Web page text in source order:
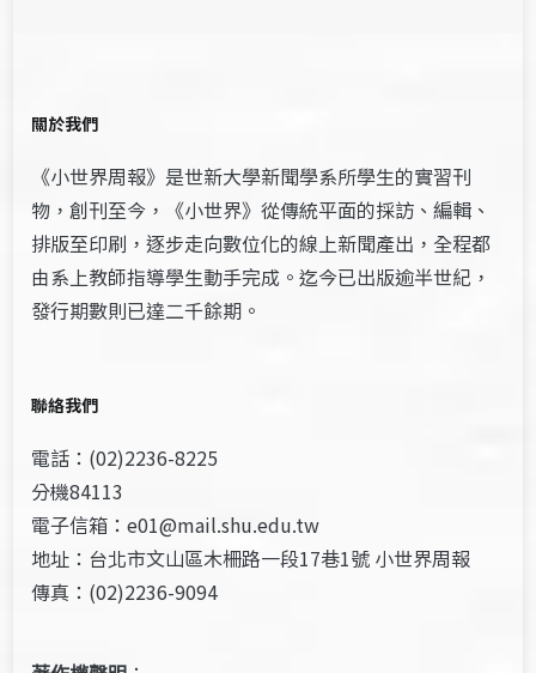
關於我們
《小世界周報》是世新大學新聞學系所學生的實習刊
物，創刊至今，《小世界》從傳統平面的採訪、編輯、
排版至印刷，逐步走向數位化的線上新聞產出，全程都
由系上教師指導學生動手完成。迄今已出版逾半世紀，
發行期數則已達二千餘期。
聯絡我們
電話：(02)2236-8225
分機84113
電子信箱：e01@mail.shu.edu.tw
地址：台北市文山區木柵路一段17巷1號 小世界周報
傳真：(02)2236-9094